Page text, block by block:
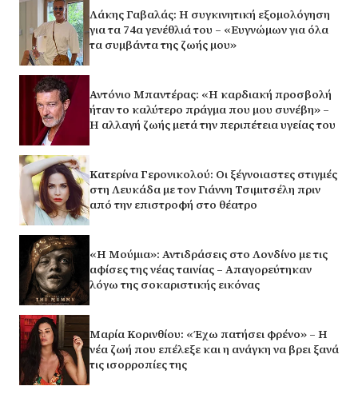
Λάκης Γαβαλάς: Η συγκινητική εξομολόγηση
για τα 74α γενέθλιά του – «Ευγνώμων για όλα
τα συμβάντα της ζωής μου»
Αντόνιο Μπαντέρας: «Η καρδιακή προσβολή
ήταν το καλύτερο πράγμα που μου συνέβη» –
Η αλλαγή ζωής μετά την περιπέτεια υγείας του
Κατερίνα Γερονικολού: Οι ξέγνοιαστες στιγμές
στη Λευκάδα με τον Γιάννη Τσιμιτσέλη πριν
από την επιστροφή στο θέατρο
«Η Μούμια»: Αντιδράσεις στο Λονδίνο με τις
αφίσες της νέας ταινίας – Απαγορεύτηκαν
λόγω της σοκαριστικής εικόνας
Μαρία Κορινθίου: «Έχω πατήσει φρένο» – Η
νέα ζωή που επέλεξε και η ανάγκη να βρει ξανά
τις ισορροπίες της